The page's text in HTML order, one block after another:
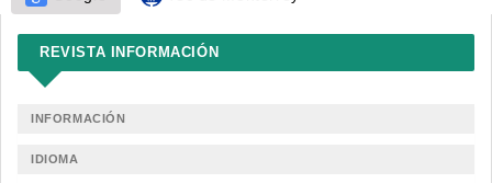
REVISTA INFORMACIÓN
INFORMACIÓN
IDIOMA